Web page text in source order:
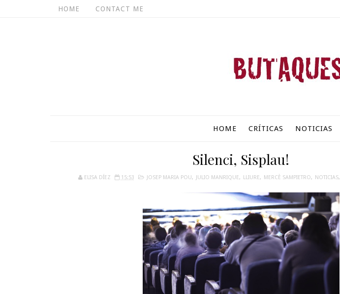
HOME CONTACT ME
HOME CRÍTICAS NOTICIAS
Silenci, Sisplau!
ELISA DÍEZ 15:53 JOSEP MARIA POU, JULIO MANRIQUE, LLIURE, MERCÈ SAMPIETRO, NOTICIAS,